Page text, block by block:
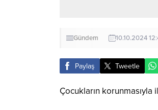
Gündem 10.10.2024
Paylaş Tweetle
Çocukların korunmasıyla